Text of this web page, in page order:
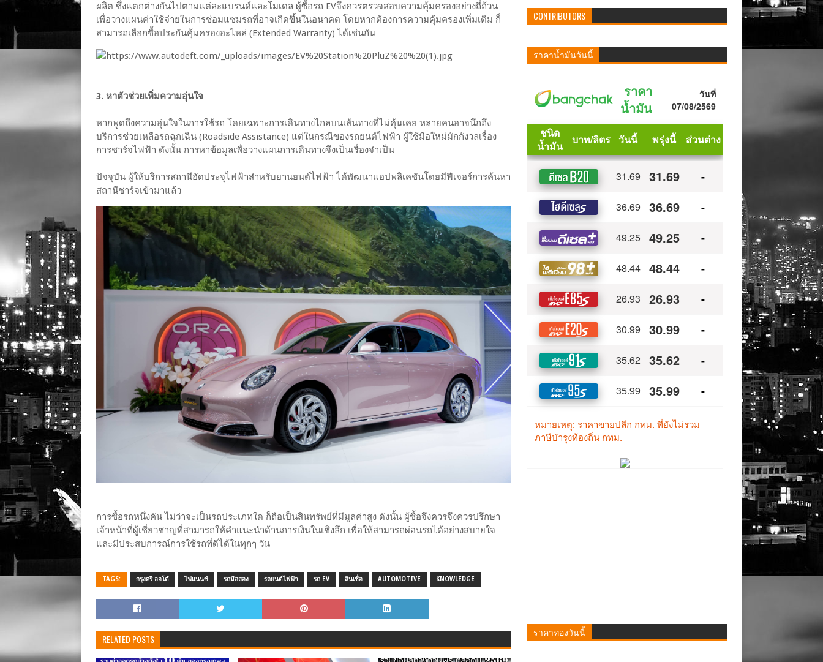
ผลิต ซึ่งแตกต่างกันไปตามแต่ละแบรนด์และโมเดล ผู้ซื้อรถ EVจึงควรตรวจสอบความคุ้มครองอย่างถี่ถ้วน
เพื่อวางแผนค่าใช้จ่ายในการซ่อมแซมรถที่อาจเกิดขึ้นในอนาคต โดยหากต้องการความคุ้มครองเพิ่มเติม ก็
สามารถเลือกซื้อประกันคุ้มครองอะไหล่ (Extended Warranty) ได้เช่นกัน
3. หาตัวช่วยเพิ่มความอุ่นใจ
หากพูดถึงความอุ่นใจในการใช้รถ โดยเฉพาะการเดินทางไกลบนเส้นทางที่ไม่คุ้นเคย หลายคนอาจนึกถึง
บริการช่วยเหลือรถฉุกเฉิน (Roadside Assistance) แต่ในกรณีของรถยนต์ไฟฟ้า ผู้ใช้มือใหม่มักกังวลเรื่อง
การชาร์จไฟฟ้า ดังนั้น การหาข้อมูลเพื่อวางแผนการเดินทางจึงเป็นเรื่องจำเป็น
ปัจจุบัน ผู้ให้บริการสถานีอัดประจุไฟฟ้าสำหรับยานยนต์ไฟฟ้า ได้พัฒนาแอปพลิเคชันโดยมีฟีเจอร์การค้นหา
สถานีชาร์จเข้ามาแล้ว
การซื้อรถหนึ่งคัน ไม่ว่าจะเป็นรถประเภทใด ก็ถือเป็นสินทรัพย์ที่มีมูลค่าสูง ดังนั้น ผู้ซื้อจึงควรจึงควรปรึกษา
เจ้าหน้าที่ผู้เชี่ยวชาญที่สามารถให้คำแนะนำด้านการเงินในเชิงลึก เพื่อให้สามารถผ่อนรถได้อย่างสบายใจ
และมีประสบการณ์การใช้รถที่ดีได้ในทุกๆ วัน
TAGS: กรุงศรี ออโต้ ไฟแนนซ์ รถมือสอง รถยนต์ไฟฟ้า รถ EV สินเชื่อ AUTOMOTIVE KNOWLEDGE
RELATED POSTS
CONTRIBUTORS
ราคาน้ำมันวันนี้
ราคาทองวันนี้